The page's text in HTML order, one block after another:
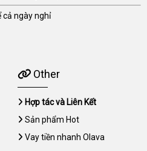
cả ngày nghỉ
Other
Hợp tác và Liên Kết
Sản phẩm Hot
Vay tiền nhanh Olava